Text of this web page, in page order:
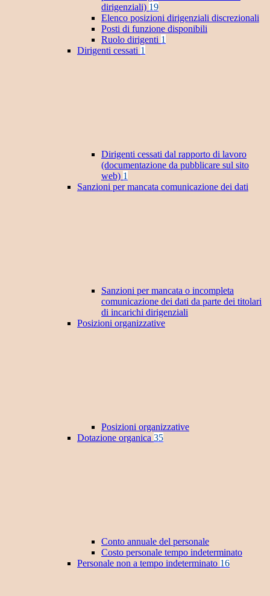
dirigenziali) 19
Elenco posizioni dirigenziali discrezionali
Posti di funzione disponibili
Ruolo dirigenti 1
Dirigenti cessati 1
Dirigenti cessati dal rapporto di lavoro
(documentazione da pubblicare sul sito
web) 1
Sanzioni per mancata comunicazione dei dati
Sanzioni per mancata o incompleta
comunicazione dei dati da parte dei titolari
di incarichi dirigenziali
Posizioni organizzative
Posizioni organizzative
Dotazione organica 35
Conto annuale del personale
Costo personale tempo indeterminato
Personale non a tempo indeterminato 16